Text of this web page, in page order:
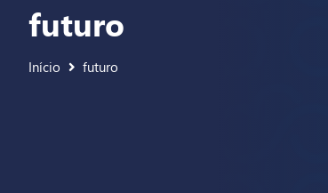
futuro
Início futuro